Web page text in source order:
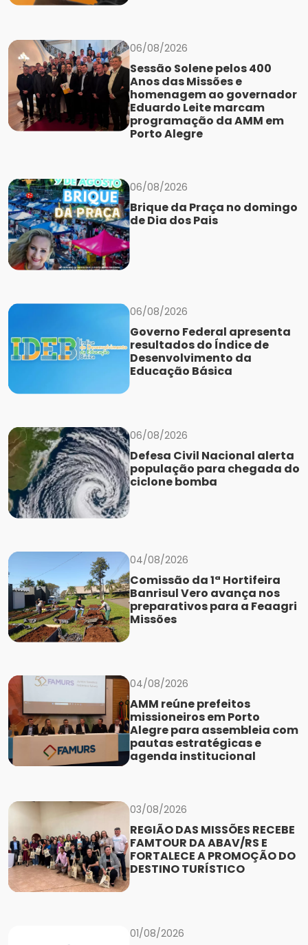
06/08/2026
Sessão Solene pelos 400
Anos das Missões e
homenagem ao governador
Eduardo Leite marcam
programação da AMM em
Porto Alegre
06/08/2026
Brique da Praça no domingo
de Dia dos Pais
06/08/2026
Governo Federal apresenta
resultados do Índice de
Desenvolvimento da
Educação Básica
06/08/2026
Defesa Civil Nacional alerta
população para chegada do
ciclone bomba
04/08/2026
Comissão da 1ª Hortifeira
Banrisul Vero avança nos
preparativos para a Feaagri
Missões
04/08/2026
AMM reúne prefeitos
missioneiros em Porto
Alegre para assembleia com
pautas estratégicas e
agenda institucional
03/08/2026
REGIÃO DAS MISSÕES RECEBE
FAMTOUR DA ABAV/RS E
FORTALECE A PROMOÇÃO DO
DESTINO TURÍSTICO
01/08/2026